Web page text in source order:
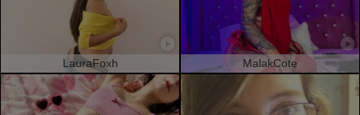
LauraFoxh MalakCote